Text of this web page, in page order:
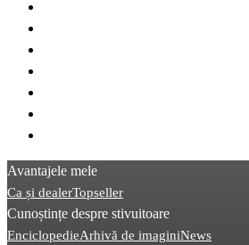
Avantajele mele
Ca și dealerTopseller
Cunoștințe despre stivuitoare
EnciclopedieArhivă de imaginiNews